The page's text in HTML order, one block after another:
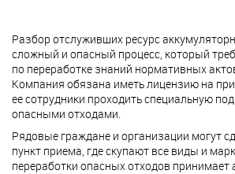
Разбор отслуживших ресурс
сложный и опасный процесс, который
по переработке знаний нормативных
Компания обязана иметь лицензию на
ее сотрудники проходить специальную
опасными отходами.
Рядовые граждане и организации могут
пункт приема, где скупают все виды и
переработки опасных отходов принимает